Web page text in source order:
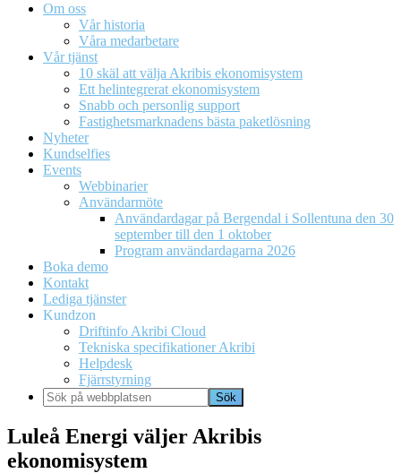
Om oss
Vår historia
Våra medarbetare
Vår tjänst
10 skäl att välja Akribis ekonomisystem
Ett helintegrerat ekonomisystem
Snabb och personlig support
Fastighetsmarknadens bästa paketlösning
Nyheter
Kundselfies
Events
Webbinarier
Användarmöte
Användardagar på Bergendal i Sollentuna den 30
september till den 1 oktober
Program användardagarna 2026
Boka demo
Kontakt
Lediga tjänster
Kundzon
Driftinfo Akribi Cloud
Tekniska specifikationer Akribi
Helpdesk
Fjärrstyrning
Sök
på
webbplatsen
Luleå Energi väljer Akribis
ekonomisystem